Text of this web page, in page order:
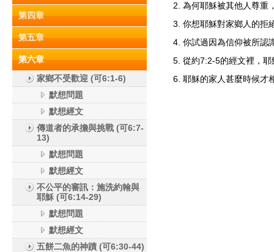
第四章
第五章
第六章
家鄉不受歡迎 (可6:1-6)
默想問題
默想經文
傳道者的承擔與挑戰 (可6:7-
13)
默想問題
默想經文
不公平的審訊：施洗約翰與
耶穌 (可6:14-29)
默想問題
默想經文
五餅二魚的神蹟 (可6:30-44)
為何耶穌被其他人尊重
你想耶穌對家鄉人的拒
你試過因為信仰被所認
從約7:2-5的經文裡，
耶穌的家人甚麼時候才